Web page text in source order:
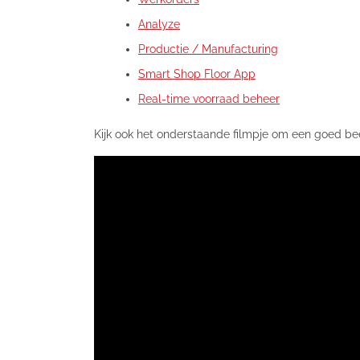
Analyze
Productie / Manufacturing
Smart Shop Floor App
Real-time voorraad beheer
Kijk ook het onderstaande filmpje om een goed